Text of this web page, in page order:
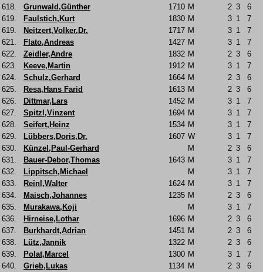
618.
Grunwald,Günther 1710 M 2 3
6
619.
Faulstich,Kurt 1830 M 3 1
7
619.
Neitzert,Volker,Dr. 1717 M 3 1
7
621.
Flato,Andreas 1427 M 3 1
7
622.
Zeidler,Andre 1832 M 2 3
6
623.
Keeve,Martin 1912 M 3 1
7
624.
Schulz,Gerhard 1664 M 2 3
6
625.
Resa,Hans Farid 1613 M 2 3
6
626.
Dittmar,Lars 1452 M 3 1
7
627.
Spitzl,Vinzent 1694 M 3 1
7
628.
Seifert,Heinz 1534 M 3 1
7
629.
Lübbers,Doris,Dr. 1607 W 3 1
7
630.
Künzel,Paul-Gerhard M 2 3
6
631.
Bauer-Debor,Thomas 1643 M 3 1
7
632.
Lippitsch,Michael M 3 1
7
633.
Reinl,Walter 1624 M 3 1
7
634.
Maisch,Johannes 1235 M 2 3
6
635.
Murakawa,Koji M 3 1
7
636.
Hirneise,Lothar 1696 M 2 3
6
637.
Burkhardt,Adrian 1451 M 2 3
6
638.
Lütz,Jannik 1322 M 2 3
6
639.
Polat,Marcel 1300 M 3 1
7
640.
Grieb,Lukas 1134 M 2 3
6